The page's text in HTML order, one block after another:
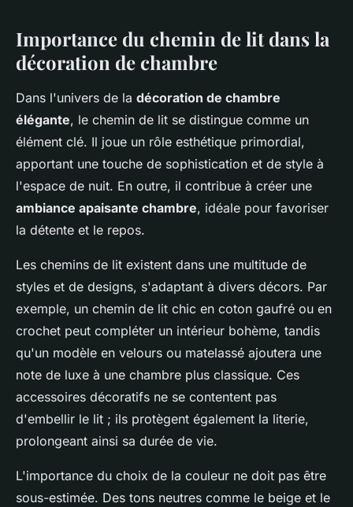
Importance du chemin de lit dans la
décoration de chambre
Dans l'univers de la décoration de chambre
élégante, le chemin de lit se distingue comme un
élément clé. Il joue un rôle esthétique primordial,
apportant une touche de sophistication et de style à
l'espace de nuit. En outre, il contribue à créer une
ambiance apaisante chambre, idéale pour favoriser
la détente et le repos.
Les chemins de lit existent dans une multitude de
styles et de designs, s'adaptant à divers décors. Par
exemple, un chemin de lit chic en coton gaufré ou en
crochet peut compléter un intérieur bohème, tandis
qu'un modèle en velours ou matelassé ajoutera une
note de luxe à une chambre plus classique. Ces
accessoires décoratifs ne se contentent pas
d'embellir le lit ; ils protègent également la literie,
prolongeant ainsi sa durée de vie.
L'importance du choix de la couleur ne doit pas être
sous-estimée. Des tons neutres comme le beige et le